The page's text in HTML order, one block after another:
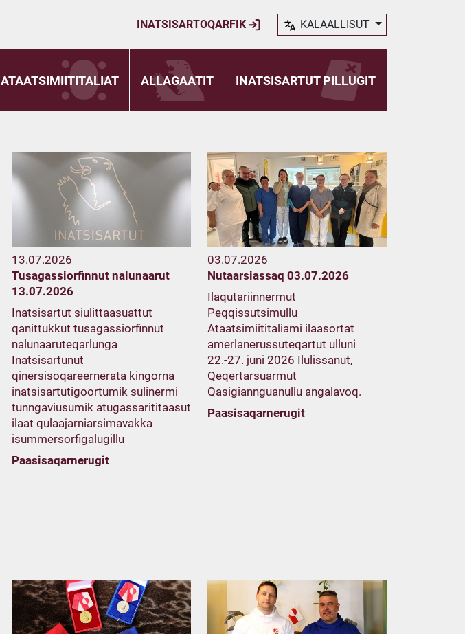
INATSISARTOQARFIK KALAALLISUT
ATAATSIMIITITALIAT ALLAGAATIT INATSISARTUT PILLUGIT
13.07.2026
Tusagassiorfinnut nalunaarut
13.07.2026
Inatsisartut siulittaasuattut
qanittukkut tusagassiorfinnut
nalunaaruteqarlunga
Inatsisartunut
qinersisoqareernerata kingorna
inatsisartutigoortumik sulinermi
tunngaviusumik atugassarititaasut
ilaat qulaajarniarsimavakka
isummersorfigalugillu
Paasisaqarnerugit
03.07.2026
Nutaarsiassaq 03.07.2026
Ilaqutariinnermut
Peqqissutsimullu
Ataatsimiititaliami ilaasortat
amerlanerussuteqartut ulluni
22.-27. juni 2026 Ilulissanut,
Qeqertarsuarmut
Qasigiannguanullu angalavoq.
Paasisaqarnerugit